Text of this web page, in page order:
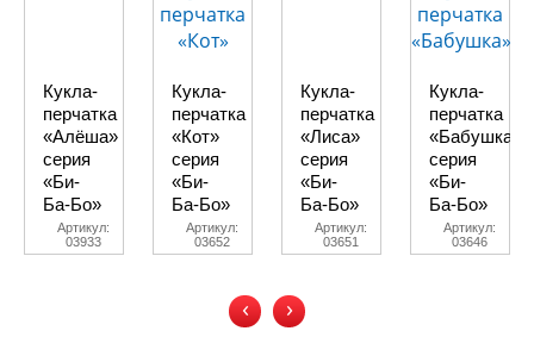
Кукла-
перчатка
«Алёша»
серия
«Би-
Ба-Бо»
Артикул:
03933
Кукла-
перчатка
«Кот»
серия
«Би-
Ба-Бо»
Артикул:
03652
Кукла-
перчатка
«Лиса»
серия
«Би-
Ба-Бо»
Артикул:
03651
Кукла-
перчатка
«Бабушка»
серия
«Би-
Ба-Бо»
Артикул:
03646
‹ ›